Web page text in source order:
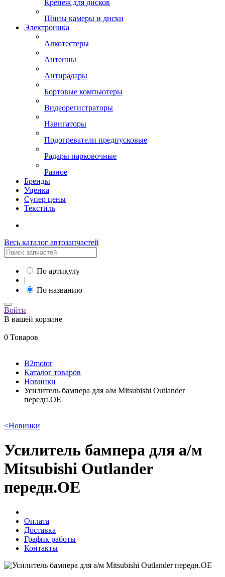
Крепеж для дисков
Шины камеры и диски
Электроника
Алкотестеры
Антенны
Антирадары
Бортовые компьютеры
Видеорегистраторы
Навигаторы
Подогреватели предпусковые
Радары парковочные
Разное
Бренды
Уценка
Супер цены
Текстиль
Весь каталог автозапчастей
По артикулу
|
По названию
Войти
В вашей корзине
0 Товаров
B2motor
Каталог товаров
Новинки
Усилитель бампера для а/м Mitsubishi Outlander
передн.OE
<Новинки
Усилитель бампера для а/м
Mitsubishi Outlander
передн.OE
Оплата
Доставка
График работы
Контакты